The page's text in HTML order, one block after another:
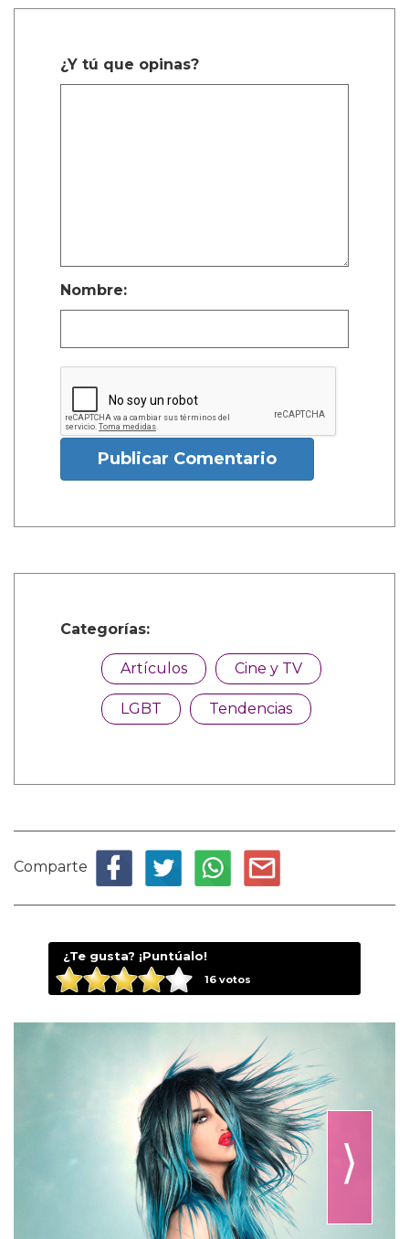
¿Y tú que opinas?
Nombre:
Publicar Comentario
Categorías:
Artículos Cine y TV
LGBT Tendencias
Comparte
¿Te gusta? ¡Puntúalo!
16votos
⟩